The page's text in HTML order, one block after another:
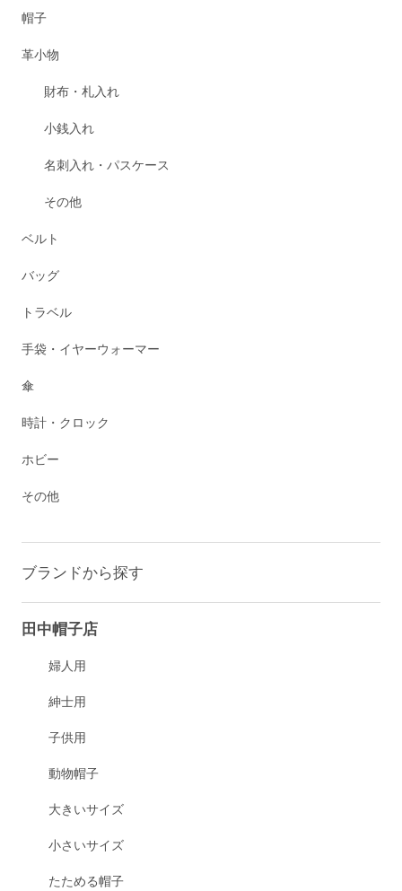
帽子
革小物
財布・札入れ
小銭入れ
名刺入れ・パスケース
その他
ベルト
バッグ
トラベル
手袋・イヤーウォーマー
傘
時計・クロック
ホビー
その他
ブランドから探す
田中帽子店
婦人用
紳士用
子供用
動物帽子
大きいサイズ
小さいサイズ
たためる帽子